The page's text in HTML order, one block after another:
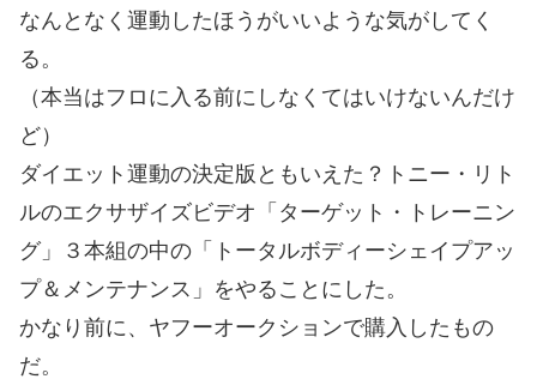
なんとなく運動したほうがいいような気がしてく
る。
（本当はフロに入る前にしなくてはいけないんだけ
ど）
ダイエット運動の決定版ともいえた？トニー・リト
ルのエクサザイズビデオ「ターゲット・トレーニン
グ」３本組の中の「トータルボディーシェイプアッ
プ＆メンテナンス」をやることにした。
かなり前に、ヤフーオークションで購入したもの
だ。